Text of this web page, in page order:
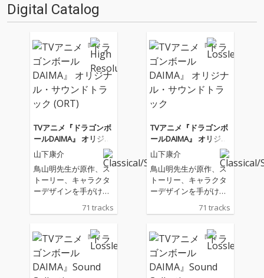
去作の最新リマスター音源 2.こ
れまで未配…
音源 2.これまで未配信…
Digital Catalog
TVアニメ『ドラゴンボ
ールDAIMA』 オリジナ
ル・サウンドトラック
(ORT)
山下康介
鳥山明先生が原作、ス
トーリー、キャラクタ
ーデザインを手がける
完全新作アニメシリー
ズ『ドラゴンボールDA
オリジナル・サウンド
トラックをリリース。
71 tracks
TVアニメ『ドラゴンボ
ールDAIMA』 オリジナ
ル・サウンドトラック
山下康介
鳥山明先生が原作、ス
トーリー、キャラクタ
ーデザインを手がける
完全新作アニメシリー
ズ『ドラゴンボールDA
オリジナル・サウンド
トラックをリリース。
71 tracks